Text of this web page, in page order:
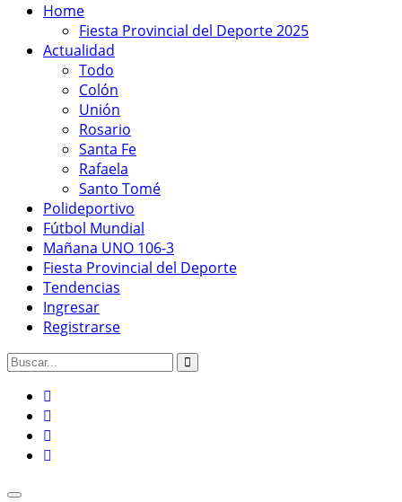
Home
Fiesta Provincial del Deporte 2025
Actualidad
Todo
Colón
Unión
Rosario
Santa Fe
Rafaela
Santo Tomé
Polideportivo
Fútbol Mundial
Mañana UNO 106-3
Fiesta Provincial del Deporte
Tendencias
Ingresar
Registrarse